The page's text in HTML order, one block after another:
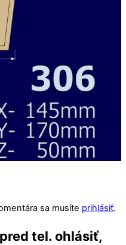
sa musíte prihlásiť.
tel. ohlásiť,